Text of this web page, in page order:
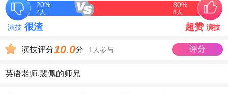
20%
2 人
80%
8 人
演技 很渣 超赞 演技
演技评分10.0分 1人参与 评分
英语老师,裴佩的师兄